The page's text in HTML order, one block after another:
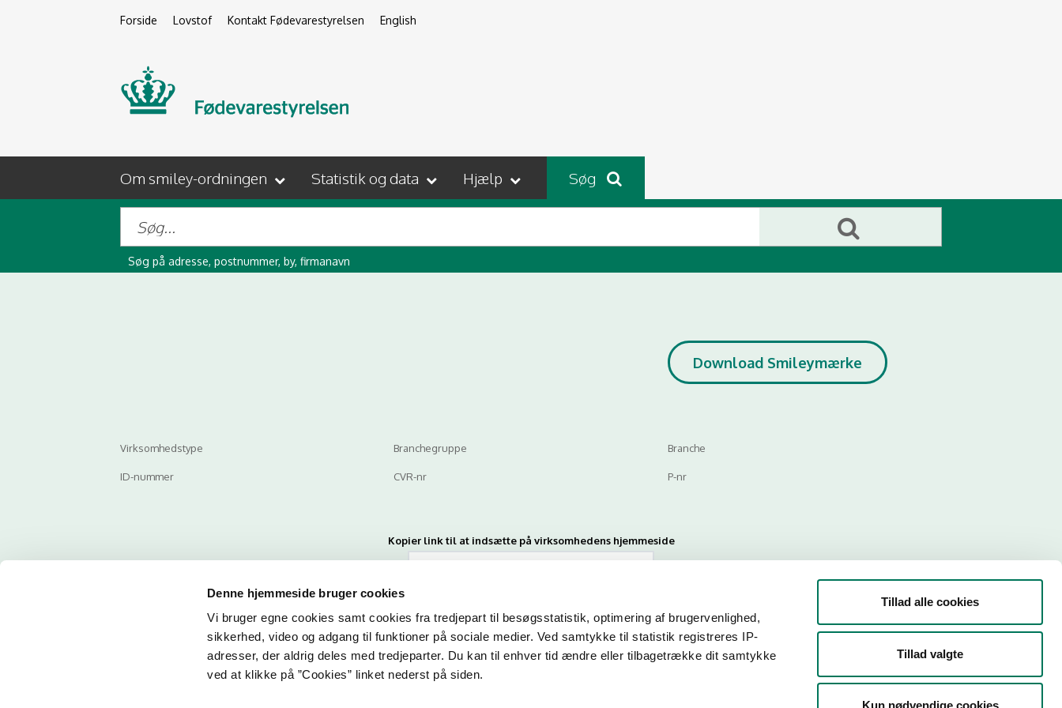
Denne hjemmeside bruger cookies
Vi bruger egne cookies samt cookies fra tredjepart til besøgsstatistik, optimering af brugervenlighed,
sikkerhed, video og adgang til funktioner på sociale medier. Ved samtykke til statistik registreres IP-
adresser, der aldrig deles med tredjeparter. Du kan til enhver tid ændre eller tilbagetrække dit samtykke
ved at klikke på ”Cookies” linket nederst på siden.
Tillad alle cookies
Tillad valgte
Kun nødvendige cookies
Forside Lovstof Kontakt Fødevarestyrelsen English
Om smiley-ordningen Statistik og data Hjælp Søg
Søg på adresse, postnummer, by, firmanavn
Download Smileymærke
Virksomhedstype Branchegruppe Branche
ID-nummer CVR-nr P-nr
Kopier link til at indsætte på virksomhedens hjemmeside
Email
Her kan du indtaste din mail og abonnere på denne virksomheds kontrolrapporter. Så